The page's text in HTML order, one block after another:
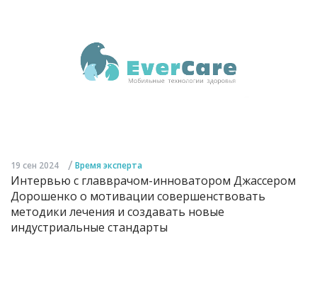
19 сен 2024 / Время эксперта
Интервью с главврачом-инноватором Джассером
Дорошенко о мотивации совершенствовать
методики лечения и создавать новые
индустриальные стандарты